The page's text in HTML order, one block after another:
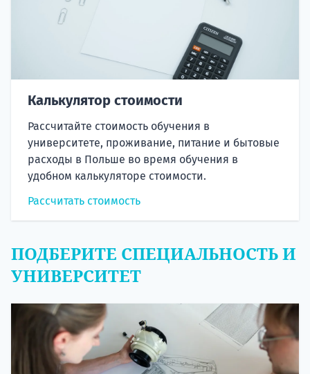
Калькулятор стоимости
Рассчитайте стоимость обучения в
университете, проживание, питание и бытовые
расходы в Польше во время обучения в
удобном калькуляторе стоимости.
Рассчитать стоимость
ПОДБЕРИТЕ СПЕЦИАЛЬНОСТЬ И
УНИВЕРСИТЕТ